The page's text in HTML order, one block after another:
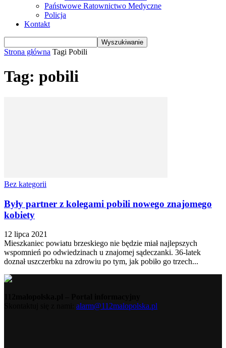
Państwowe Ratownictwo Medyczne
Policja
Kontakt
Strona główna Tagi Pobili
Tag: pobili
Bez kategorii
Były partner z kolegami pobili nowego znajomego
kobiety
12 lipca 2021
Mieszkaniec powiatu brzeskiego nie będzie miał najlepszych
wspomnień po odwiedzinach u znajomej sądeczanki. 36-latek
doznał uszczerbku na zdrowiu po tym, jak pobiło go trzech...
alarm@112malopolska.pl